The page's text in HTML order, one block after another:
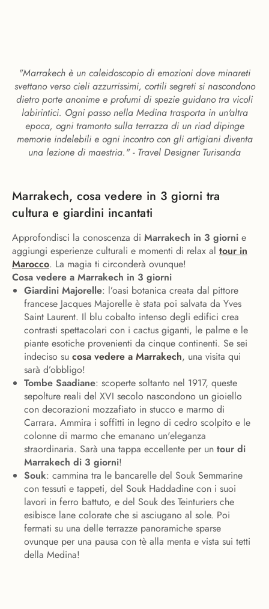
"Marrakech è un caleidoscopio di emozioni dove minareti
svettano verso cieli azzurrissimi, cortili segreti si nascondono
dietro porte anonime e profumi di spezie guidano tra vicoli
labirintici. Ogni passo nella Medina trasporta in un'altra
epoca, ogni tramonto sulla terrazza di un riad dipinge
memorie indelebili e ogni incontro con gli artigiani diventa
una lezione di maestria." - Travel Designer Turisanda
Marrakech, cosa vedere in 3 giorni tra
cultura e giardini incantati
Approfondisci la conoscenza di Marrakech in 3 giorni e
aggiungi esperienze culturali e momenti di relax al tour in
Marocco. La magia ti circonderà ovunque!
Cosa vedere a Marrakech in 3 giorni
Giardini Majorelle: l’oasi botanica creata dal pittore
francese Jacques Majorelle è stata poi salvata da Yves
Saint Laurent. Il blu cobalto intenso degli edifici crea
contrasti spettacolari con i cactus giganti, le palme e le
piante esotiche provenienti da cinque continenti. Se sei
indeciso su cosa vedere a Marrakech, una visita qui
sarà d’obbligo!
Tombe Saadiane: scoperte soltanto nel 1917, queste
sepolture reali del XVI secolo nascondono un gioiello
con decorazioni mozzafiato in stucco e marmo di
Carrara. Ammira i soffitti in legno di cedro scolpito e le
colonne di marmo che emanano un'eleganza
straordinaria. Sarà una tappa eccellente per un tour di
Marrakech di 3 giorni!
Souk: cammina tra le bancarelle del Souk Semmarine
con tessuti e tappeti, del Souk Haddadine con i suoi
lavori in ferro battuto, e del Souk des Teinturiers che
esibisce lane colorate che si asciugano al sole. Poi
fermati su una delle terrazze panoramiche sparse
ovunque per una pausa con tè alla menta e vista sui tetti
della Medina!